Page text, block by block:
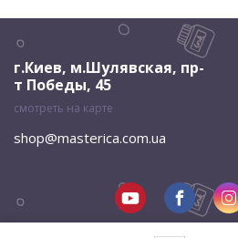
г.Киев, м.Шулявская, пр-
т Победы, 45
смотреть на карте
shop@masterica.com.ua